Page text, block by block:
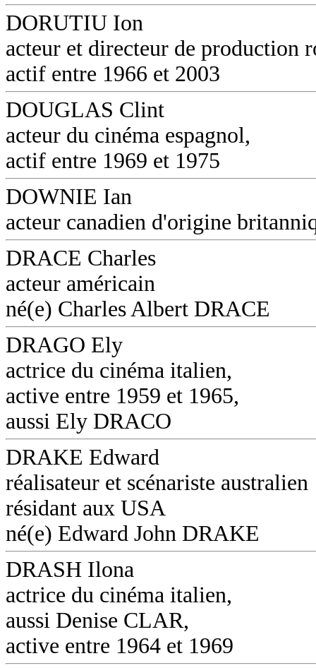
DORUTIU Ion
acteur et directeur de production
actif entre 1966 et 2003
DOUGLAS Clint
acteur du cinéma espagnol,
actif entre 1969 et 1975
DOWNIE Ian
acteur canadien d'origine
DRACE Charles
acteur américain
né(e) Charles Albert DRACE
DRAGO Ely
actrice du cinéma italien,
active entre 1959 et 1965,
aussi Ely DRACO
DRAKE Edward
réalisateur et scénariste australien
résidant aux USA
né(e) Edward John DRAKE
DRASH Ilona
actrice du cinéma italien,
aussi Denise CLAR,
active entre 1964 et 1969